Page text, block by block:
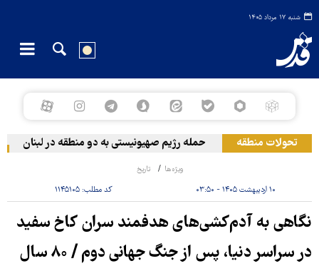
شنبه ۱۷ مرداد ۱۴۰۵
تحولات منطقه حمله رژیم صهیونیستی به دو منطقه در لبنان
ویژه‌ها تاریخ
۱۰ اردیبهشت ۱۴۰۵ - ۰۳:۵۰ کد مطلب:۱۱۴۵۱۰۵
نگاهی به آدم‌کشی‌های هدفمند سران کاخ سفید
در سراسر دنیا، پس از جنگ جهانی دوم / ۸۰ سال